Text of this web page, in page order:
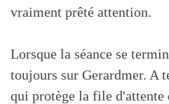
vraiment prêté attention.
Lorsque la séance se
toujours sur Gerardmer. A
qui protège la file d'attente